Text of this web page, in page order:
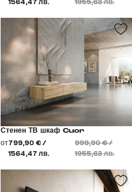
Стенен ТВ шкаф Cuor
от799,90 € /
1564,47 лв.
999,90 € /
1955,63 лв.